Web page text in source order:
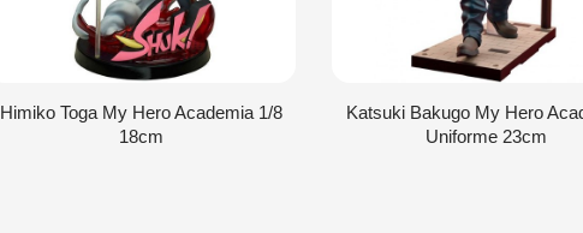
Himiko Toga My Hero Academia 1/8
18cm
Katsuki Bakugo My Hero
Uniforme 23cm